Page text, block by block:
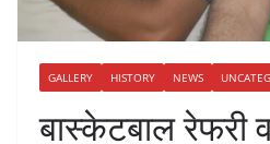
GALLERY HISTORY NEWS
बास्केटबाल रेफरी